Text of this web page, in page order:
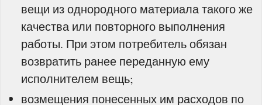
вещи из однородного материала такого же
качества или повторного выполнения
работы. При этом потребитель обязан
возвратить ранее переданную ему
исполнителем вещь;
возмещения понесенных им расходов по